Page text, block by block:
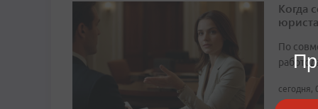
Когда
юриста
По
сегодня,